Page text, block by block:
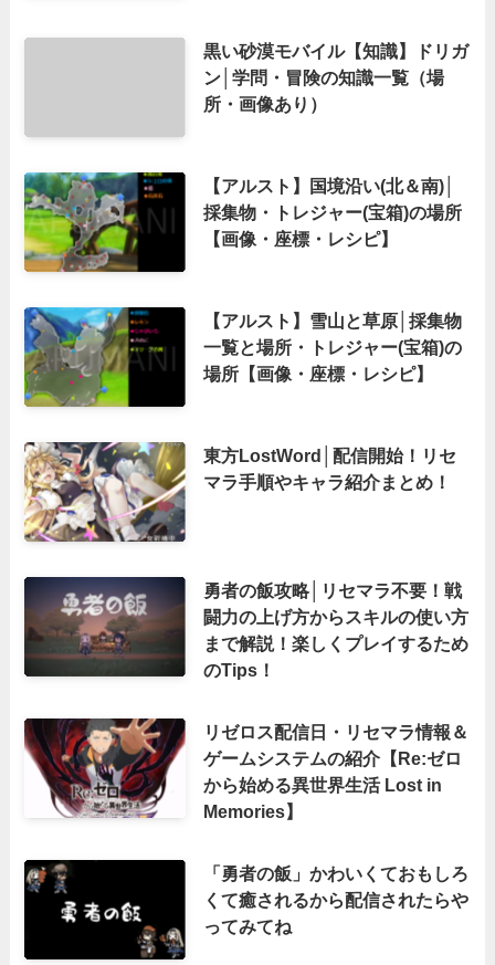
黒い砂漠モバイル【知識】ドリガ
ン│学問・冒険の知識一覧（場
所・画像あり）
【アルスト】国境沿い(北＆南)│
採集物・トレジャー(宝箱)の場所
【画像・座標・レシピ】
【アルスト】雪山と草原│採集物
一覧と場所・トレジャー(宝箱)の
場所【画像・座標・レシピ】
東方LostWord│配信開始！リセ
マラ手順やキャラ紹介まとめ！
勇者の飯攻略│リセマラ不要！戦
闘力の上げ方からスキルの使い方
まで解説！楽しくプレイするため
のTips！
リゼロス配信日・リセマラ情報＆
ゲームシステムの紹介【Re:ゼロ
から始める異世界生活 Lost in
Memories】
「勇者の飯」かわいくておもしろ
くて癒されるから配信されたらや
ってみてね